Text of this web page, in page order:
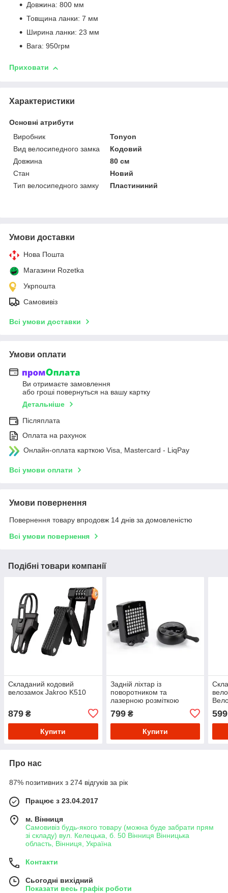
Довжина: 800 мм
Товщина ланки: 7 мм
Ширина ланки: 23 мм
Вага: 950грм
Приховати
Характеристики
Основні атрибути
Виробник
Tonyon
Вид велосипедного замка
Кодовий
Довжина
80 см
Стан
Новий
Тип велосипедного замку
Пластининий
Умови доставки
Нова Пошта
Магазини Rozetka
Укрпошта
Самовивіз
Всі умови доставки
Умови оплати
Ви отримаєте замовлення
або гроші повернуться на вашу картку
Детальніше
Післяплата
Оплата на рахунок
Онлайн-оплата карткою Visa, Mastercard - LiqPay
Всі умови оплати
Умови повернення
Повернення товару впродовж 14 днів за домовленістю
Всі умови повернення
Подібні товари компанії
Складаний кодовий
велозамок Jakroo K510
879 ₴
Купити
Задній ліхтар із
поворотником та
лазерною розміткою
799₴
Купити
599
Про нас
87% позитивних з 274 відгуків за рік
Працює з 23.04.2017
м. Вінниця
Самовивіз будь-якого товару (можна буде забрати прям
зі складу) вул. Келецька, б. 50 Вінниця Вінницька
область, Вінниця, Україна
Контакти
Сьогодні вихідний
Показати весь графік роботи